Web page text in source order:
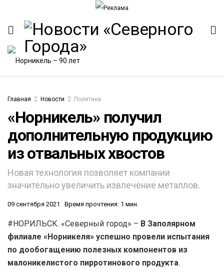
Главная Новости Политика
«Норникель» получил
дополнительную продукцию
из отвальных хвостов
Новая технология позволяет компании
значительно увеличить извлечение металлов.
09 сентября 2021 Время прочтения: 1 мин.
#НОРИЛЬСК. «Северный город» – В Заполярном
филиале «Норникеля» успешно провели испытания
по дообогащению полезных компонентов из
малоникелистого пирротинового продукта.